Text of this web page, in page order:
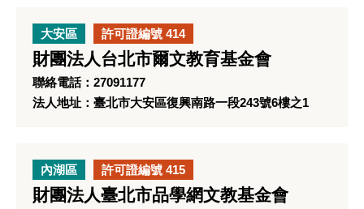
大安區 許可證編號 414
財團法人台北市爾文教育基金會
聯絡電話：27091177
法人地址：臺北市大安區復興南路一段243號6樓之1
內湖區 許可證編號 415
財團法人臺北市品學網文教基金會